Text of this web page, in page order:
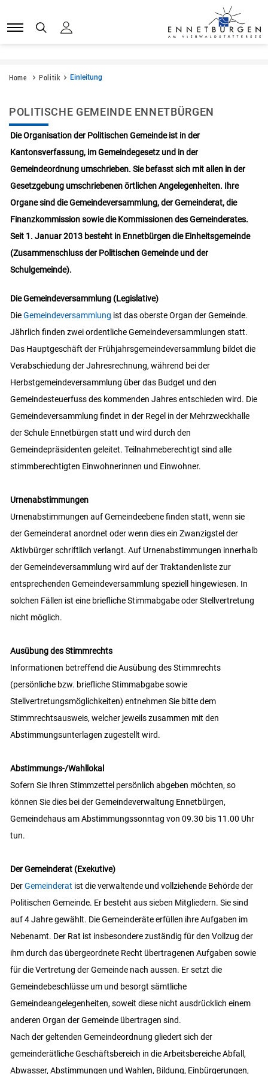
Home Politik Einleitung
Inhalt
POLITISCHE GEMEINDE ENNETBÜRGEN
Die Organisation der Politischen Gemeinde ist in der
Kantonsverfassung, im Gemeindegesetz und in der
Gemeindeordnung umschrieben. Sie befasst sich mit allen in der
Gesetzgebung umschriebenen örtlichen Angelegenheiten. Ihre
Organe sind die Gemeindeversammlung, der Gemeinderat, die
Finanzkommission sowie die Kommissionen des Gemeinderates.
Seit 1. Januar 2013 besteht in Ennetbürgen die Einheitsgemeinde
(Zusammenschluss der Politischen Gemeinde und der
Schulgemeinde).
Die Gemeindeversammlung (Legislative)
DieGemeindeversammlung ist das oberste Organ der Gemeinde.
Jährlich finden zwei ordentliche Gemeindeversammlungen statt.
Das Hauptgeschäft der Frühjahrsgemeindeversammlung bildet die
Verabschiedung der Jahresrechnung, während bei der
Herbstgemeindeversammlung über das Budget und den
Gemeindesteuerfuss des kommenden Jahres entschieden wird. Die
Gemeindeversammlung findet in der Regel in der Mehrzweckhalle
der Schule Ennetbürgen statt und wird durch den
Gemeindepräsidenten geleitet. Teilnahmeberechtigt sind alle
stimmberechtigten Einwohnerinnen und Einwohner.
Urnenabstimmungen
Urnenabstimmungen auf Gemeindeebene finden statt, wenn sie
der Gemeinderat anordnet oder wenn dies ein Zwanzigstel der
Aktivbürger schriftlich verlangt. Auf Urnenabstimmungen innerhalb
der Gemeindeversammlung wird auf der Traktandenliste zur
entsprechenden Gemeindeversammlung speziell hingewiesen. In
solchen Fällen ist eine briefliche Stimmabgabe oder Stellvertretung
nicht möglich.
Ausübung des Stimmrechts
Informationen betreffend die Ausübung des Stimmrechts
(persönliche bzw. briefliche Stimmabgabe sowie
Stellvertretungsmöglichkeiten) entnehmen Sie bitte dem
Stimmrechtsausweis, welcher jeweils zusammen mit den
Abstimmungsunterlagen zugestellt wird.
Abstimmungs-/Wahllokal
Sofern Sie Ihren Stimmzettel persönlich abgeben möchten, so
können Sie dies bei der Gemeindeverwaltung Ennetbürgen,
Gemeindehaus am Abstimmungssonntag von 09.30 bis 11.00 Uhr
tun.
Der Gemeinderat (Exekutive)
DerGemeinderat ist die verwaltende und vollziehende Behörde der
Politischen Gemeinde. Er besteht aus sieben Mitgliedern. Sie sind
auf 4 Jahre gewählt. Die Gemeinderäte erfüllen ihre Aufgaben im
Nebenamt. Der Rat ist insbesondere zuständig für den Vollzug der
ihm durch das übergeordnete Recht übertragenen Aufgaben sowie
für die Vertretung der Gemeinde nach aussen. Er setzt die
Gemeindebeschlüsse um und besorgt sämtliche
Gemeindeangelegenheiten, soweit diese nicht ausdrücklich einem
anderen Organ der Gemeinde übertragen sind.
Nach der geltenden Gemeindeordnung gliedert sich der
gemeinderätliche Geschäftsbereich in die Arbeitsbereiche Abfall,
Abwasser, Abstimmungen und Wahlen, Bildung, Einbürgerungen,